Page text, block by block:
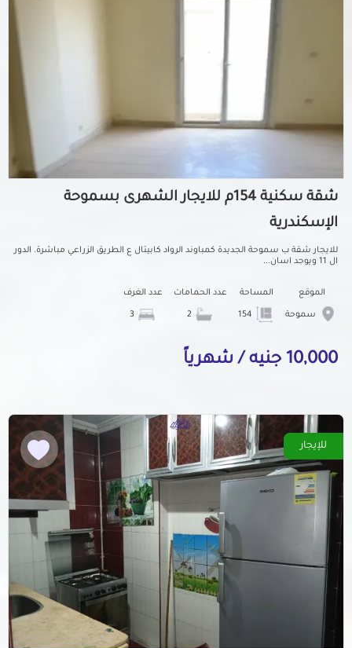
شقة سكنية 154م للايجار الشهرى بسموحة
الإسكندرية
للايجار شقة ب سموحة الجديدة كمباوند الرواد كابيتال ع الطريق الزراعي مباشرة. الدور
ال 11 ويوجد اسان...
الموقع
سموحة
المساحة عدد الحمامات عدد الغرف
10,000 جنيه / شهرياً
للإيجار